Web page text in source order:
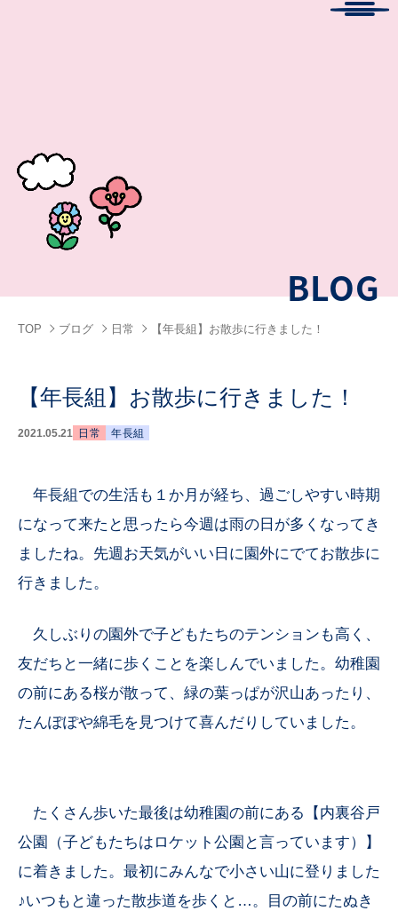
BLOG
TOP ブログ 日常 【年長組】お散歩に行きました！
【年長組】お散歩に行きました！
2021.05.21 日常 年長組
年長組での生活も１か月が経ち、過ごしやすい時期
になって来たと思ったら今週は雨の日が多くなってき
ましたね。先週お天気がいい日に園外にでてお散歩に
行きました。
久しぶりの園外で子どもたちのテンションも高く、
友だちと一緒に歩くことを楽しんでいました。幼稚園
の前にある桜が散って、緑の葉っぱが沢山あったり、
たんぽぽや綿毛を見つけて喜んだりしていました。
たくさん歩いた最後は幼稚園の前にある【内裏谷戸
公園（子どもたちはロケット公園と言っています）】
に着きました。最初にみんなで小さい山に登りました
♪いつもと違った散歩道を歩くと…。目の前にたぬき